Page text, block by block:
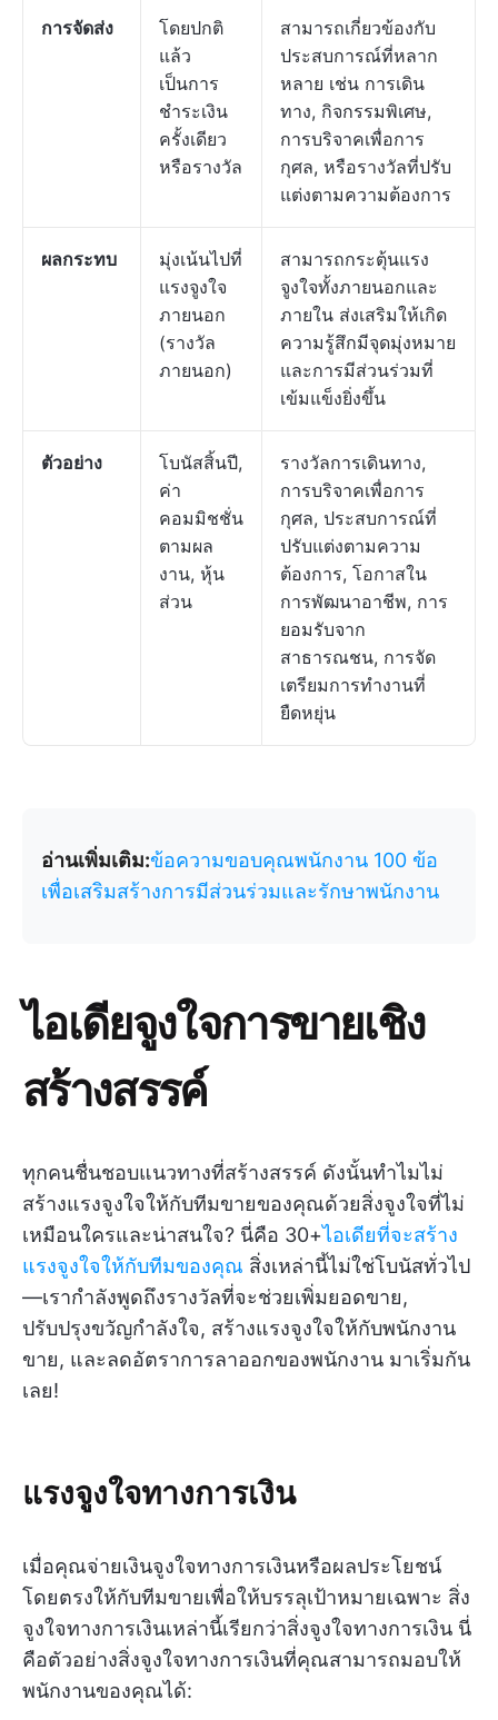
การจัดส่ง
โดยปกติ
แล้ว
เป็นการ
ชำระเงิน
ครั้งเดียว
หรือรางวัล
สามารถเกี่ยวข้องกับ
ประสบการณ์ที่หลาก
หลาย เช่น การเดิน
ทาง, กิจกรรมพิเศษ,
การบริจาคเพื่อการ
กุศล, หรือรางวัลที่ปรับ
แต่งตามความต้องการ
ผลกระทบ
มุ่งเน้นไปที่
แรงจูงใจ
ภายนอก
(รางวัล
ภายนอก)
สามารถกระตุ้นแรง
จูงใจทั้งภายนอกและ
ภายใน ส่งเสริมให้เกิด
ความรู้สึกมีจุดมุ่งหมาย
และการมีส่วนร่วมที่
เข้มแข็งยิ่งขึ้น
ตัวอย่าง
โบนัสสิ้นปี,
ค่า
คอมมิชชั่น
ตามผล
งาน, หุ้น
ส่วน
รางวัลการเดินทาง,
การบริจาคเพื่อการ
กุศล, ประสบการณ์ที่
ปรับแต่งตามความ
ต้องการ, โอกาสใน
การพัฒนาอาชีพ, การ
ยอมรับจาก
สาธารณชน, การจัด
เตรียมการทำงานที่
ยืดหยุ่น
อ่านเพิ่มเติม:ข้อความขอบคุณพนักงาน 100 ข้อ
เพื่อเสริมสร้างการมีส่วนร่วมและรักษาพนักงาน
ไอเดียจูงใจการขายเชิง
สร้างสรรค์
ทุกคนชื่นชอบแนวทางที่สร้างสรรค์ ดังนั้นทำไมไม่
สร้างแรงจูงใจให้กับทีมขายของคุณด้วยสิ่งจูงใจที่ไม่
เหมือนใครและน่าสนใจ? นี่คือ 30+ไอเดียที่จะสร้าง
แรงจูงใจให้กับทีมของคุณ สิ่งเหล่านี้ไม่ใช่โบนัสทั่วไป
—เรากำลังพูดถึงรางวัลที่จะช่วยเพิ่มยอดขาย,
ปรับปรุงขวัญกำลังใจ, สร้างแรงจูงใจให้กับพนักงาน
ขาย, และลดอัตราการลาออกของพนักงาน มาเริ่มกัน
เลย!
แรงจูงใจทางการเงิน
เมื่อคุณจ่ายเงินจูงใจทางการเงินหรือผลประโยชน์
โดยตรงให้กับทีมขายเพื่อให้บรรลุเป้าหมายเฉพาะ สิ่ง
จูงใจทางการเงินเหล่านี้เรียกว่าสิ่งจูงใจทางการเงิน นี่
คือตัวอย่างสิ่งจูงใจทางการเงินที่คุณสามารถมอบให้
พนักงานของคุณได้: